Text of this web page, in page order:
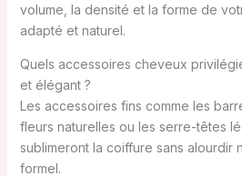
volume, la densité et la forme de
adapté et naturel.
Quels accessoires cheveux
et élégant ?
Les accessoires fins comme les
fleurs naturelles ou les serre-têtes
sublimeront la coiffure sans alourdir
formel.